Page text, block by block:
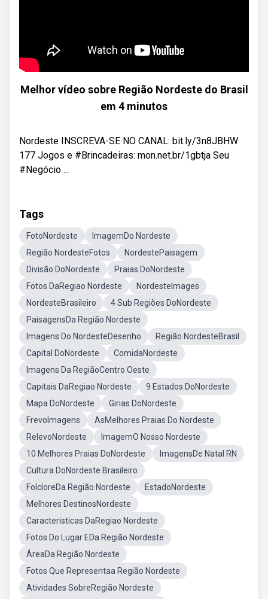
Melhor vídeo sobre Região Nordeste do Brasil
em 4 minutos
Nordeste INSCREVA-SE NO CANAL: bit.ly/3n8JBHW
177 Jogos e #Brincadeiras: mon.net.br/1gbtja Seu
#Negócio ...
Tags
FotoNordeste
ImagemDo Nordeste
Região NordesteFotos
NordestePaisagem
Divisão DoNordeste
Praias DoNordeste
Fotos DaRegiao Nordeste
NordesteImages
NordesteBrasileiro
4 Sub Regiões DoNordeste
PaisagensDa Região Nordeste
Imagens Do NordesteDesenho
Região NordesteBrasil
Capital DoNordeste
ComidaNordeste
Imagens Da RegiãoCentro Oeste
Capitais DaRegiao Nordeste
9 Estados DoNordeste
Mapa DoNordeste
Girias DoNordeste
FrevoImagens
AsMelhores Praias Do Nordeste
RelevoNordeste
ImagemO Nosso Nordeste
10 Melhores Praias DoNordeste
ImagensDe Natal RN
Cultura DoNordeste Brasileiro
FolcloreDa Região Nordeste
EstadoNordeste
Melhores DestinosNordeste
Caracteristicas DaRegiao Nordeste
Fotos Do Lugar EDa Região Nordeste
ÁreaDa Região Nordeste
Fotos Que Representaa Região Nordeste
Atividades SobreRegião Nordeste